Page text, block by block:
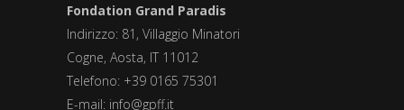
Fondation Grand Paradis
Indirizzo: 81, Villaggio Minatori
Cogne, Aosta, IT 11012
Telefono: +39 0165 75301
E-mail: info@gpff.it